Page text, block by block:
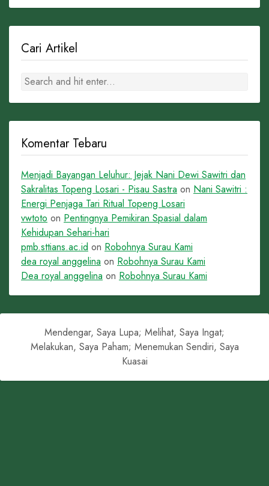
Cari Artikel
Komentar Tebaru
Menjadi Bayangan Leluhur: Jejak Nani Dewi Sawitri dan
Sakralitas Topeng Losari - Pisau Sastra on Nani Sawitri :
Energi Penjaga Tari Ritual Topeng Losari
vwtoto on Pentingnya Pemikiran Spasial dalam
Kehidupan Sehari-hari
pmb.sttians.ac.id on Robohnya Surau Kami
dea royal anggelina on Robohnya Surau Kami
Dea royal anggelina on Robohnya Surau Kami
Mendengar, Saya Lupa; Melihat, Saya Ingat;
Melakukan, Saya Paham; Menemukan Sendiri, Saya
Kuasai